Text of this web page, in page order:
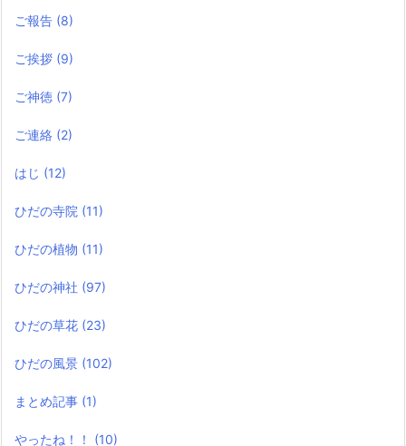
ご報告 (8)
ご挨拶 (9)
ご神徳 (7)
ご連絡 (2)
はじ (12)
ひだの寺院 (11)
ひだの植物 (11)
ひだの神社 (97)
ひだの草花 (23)
ひだの風景 (102)
まとめ記事 (1)
やったね！！ (10)